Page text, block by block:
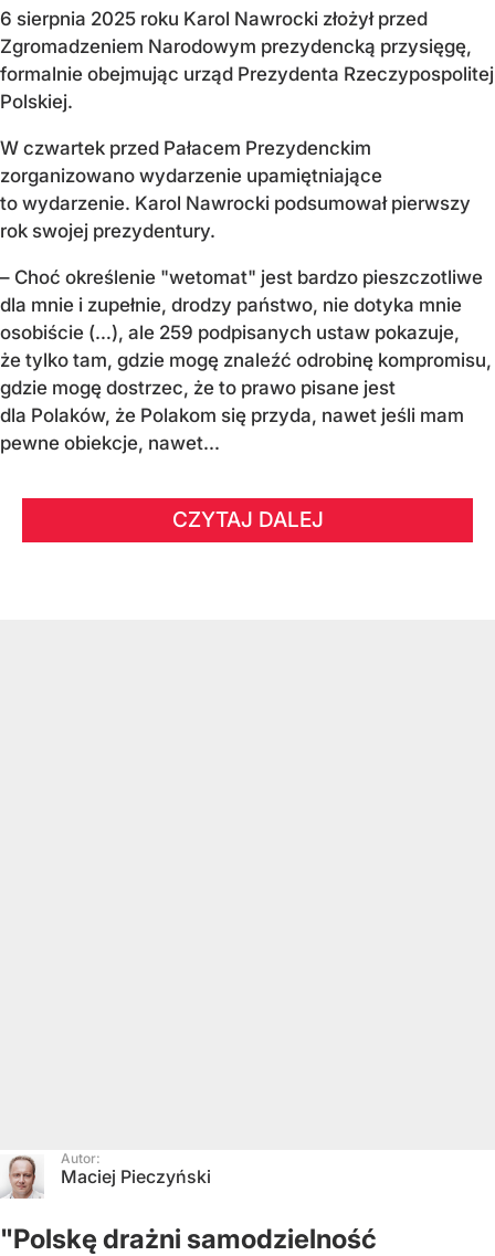
6 sierpnia 2025 roku Karol Nawrocki złożył przed
Zgromadzeniem Narodowym prezydencką przysięgę,
formalnie obejmując urząd Prezydenta Rzeczypospolitej
Polskiej.
W czwartek przed Pałacem Prezydenckim
zorganizowano wydarzenie upamiętniające
to wydarzenie. Karol Nawrocki podsumował pierwszy
rok swojej prezydentury.
– Choć określenie "wetomat" jest bardzo pieszczotliwe
dla mnie i zupełnie, drodzy państwo, nie dotyka mnie
osobiście (…), ale 259 podpisanych ustaw pokazuje,
że tylko tam, gdzie mogę znaleźć odrobinę kompromisu,
gdzie mogę dostrzec, że to prawo pisane jest
dla Polaków, że Polakom się przyda, nawet jeśli mam
pewne obiekcje, nawet...
CZYTAJ DALEJ
Autor:
Maciej Pieczyński
"Polskę drażni samodzielność